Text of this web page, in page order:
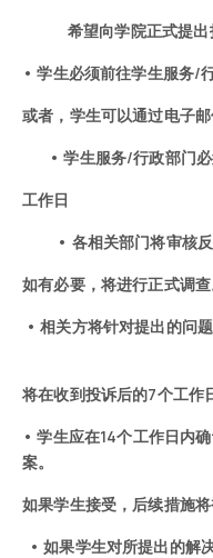
希望向学院正式提
• 学生必须前往学生服务/
或者，学生可以通过电子邮
• 学生服务/行政部门
工作日
• 各相关部门将审核
如有必要，将进行正式调查
• 相关方将针对提出的问
将在收到投诉后的7个工作
• 学生应在14个工作日内
案。
如果学生接受，后续措施将
• 如果学生对所提出的解